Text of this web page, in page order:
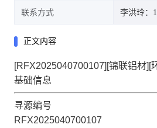
联系方式 李洪玲：
正文内容
[RFX2025040700107][锦联铝材][
基础信息
寻源编号
RFX2025040700107